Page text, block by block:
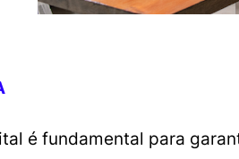
é fundamental para